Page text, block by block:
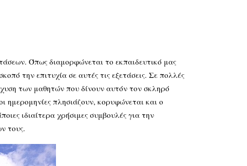
Όπως διαμορφώνεται το εκπαιδευτικό μας
την επιτυχία σε αυτές τις εξετάσεις. Σε πολλές
των μαθητών που δίνουν αυτόν τον σκληρό
ημερομηνίες πλησιάζουν, κορυφώνεται και ο
ιδιαίτερα χρήσιμες συμβουλές για την
τους.